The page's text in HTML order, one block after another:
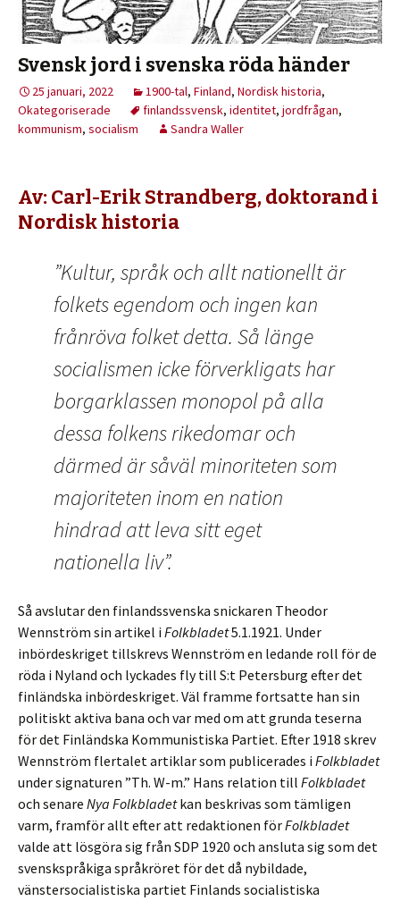
Svensk jord i svenska röda händer
25 januari, 2022 1900-tal, Finland, Nordisk historia,
Okategoriserade
finlandssvensk, identitet, jordfrågan,
kommunism, socialism Sandra Waller
Av: Carl-Erik Strandberg, doktorand i
Nordisk historia
”Kultur, språk och allt nationellt är
folkets egendom och ingen kan
frånröva folket detta. Så länge
socialismen icke förverkligats har
borgarklassen monopol på alla
dessa folkens rikedomar och
därmed är såväl minoriteten som
majoriteten inom en nation
hindrad att leva sitt eget
nationella liv”.
Så avslutar den finlandssvenska snickaren Theodor
Wennström sin artikel i Folkbladet5.1.1921. Under
inbördeskriget tillskrevs Wennström en ledande roll för de
röda i Nyland och lyckades fly till S:t Petersburg efter det
finländska inbördeskriget. Väl framme fortsatte han sin
politiskt aktiva bana och var med om att grunda teserna
för det Finländska Kommunistiska Partiet. Efter 1918 skrev
Wennström flertalet artiklar som publicerades i Folkbladet
under signaturen ”Th. W-m.” Hans relation till Folkbladet
och senare Nya Folkbladetkan beskrivas som tämligen
varm, framför allt efter att redaktionen förFolkbladet
valde att lösgöra sig från SDP 1920 och ansluta sig som det
svenskspråkiga språkröret för det då nybildade,
vänstersocialistiska partiet Finlands socialistiska